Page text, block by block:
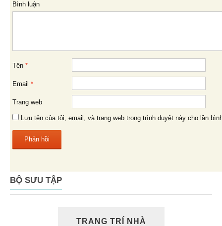
Bình luận
Tên *
Email *
Trang web
Lưu tên của tôi, email, và trang web trong trình duyệt này cho lần
BỘ SƯU TẬP
TRANG TRÍ NHÀ